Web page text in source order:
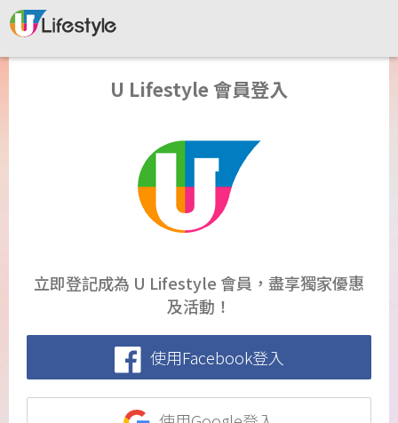
U Lifestyle 會員登入
立即登記成為 U Lifestyle 會員，盡享獨家優惠
及活動！
使用Facebook登入